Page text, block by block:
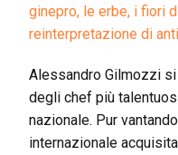
ginepro, le erbe, i fiori
reinterpretazione di
Alessandro Gilmozzi si
degli chef più
nazionale. Pur
internazionale